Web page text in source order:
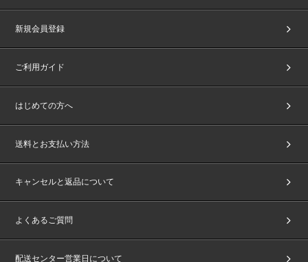
新規会員登録
ご利用ガイド
はじめての方へ
送料とお支払い方法
キャンセルと返品について
よくあるご質問
配送センター営業日について